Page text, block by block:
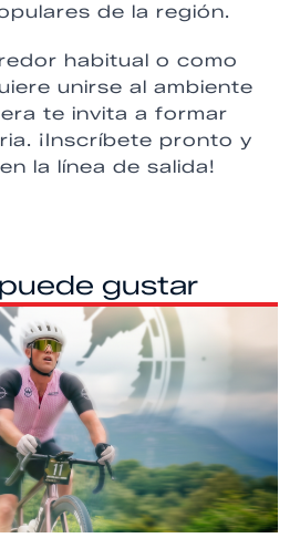
de la región.
habitual o como
unirse al ambiente
te invita a formar
¡Inscríbete pronto y
la línea de salida!
gustar